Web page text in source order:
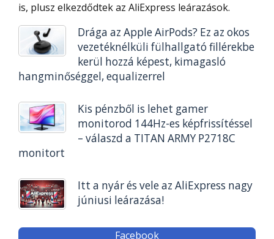
is, plusz elkezdődtek az AliExpress leárazások.
Drága az Apple AirPods? Ez az okos
vezetéknélküli fülhallgató fillérekbe
kerül hozzá képest, kimagasló
hangminőséggel, equalizerrel
Kis pénzből is lehet gamer
monitorod 144Hz-es képfrissítéssel
– válaszd a TITAN ARMY P2718C
monitort
Itt a nyár és vele az AliExpress nagy
júniusi leárazása!
Facebook